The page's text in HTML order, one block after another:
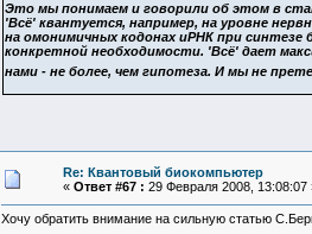
Это мы понимаем и говорили об этом в
'Всё' квантуется, например, на уровне
на омонимичных кодонах иРНК при синтезе
конкретной необходимости. 'Всё' дает
нами - не более, чем гипотеза. И мы не
Re: Квантовый биокомпьютер
« Ответ #67 : 29 Февраля 2008, 13:08:07
Хочу обратить внимание на сильную статью